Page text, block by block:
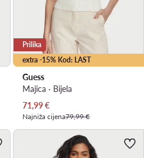
extra -15% Kod: LAST
Prilika
Guess
Majica · Bijela
Trenutna cijena
71,99€
Najniža cijena79,99 €